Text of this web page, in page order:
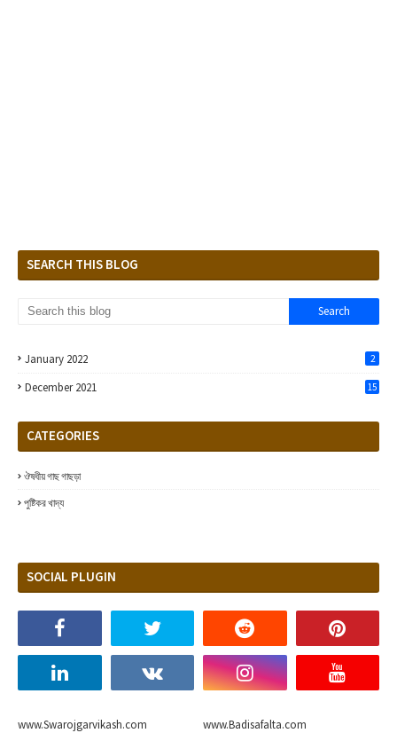
SEARCH THIS BLOG
January 2022 2
December 2021 15
CATEGORIES
ঔষধীয় গাছ গাছড়া
পুষ্টিকর খাদ্য
SOCIAL PLUGIN
www.Swarojgarvikash.com www.Badisafalta.com